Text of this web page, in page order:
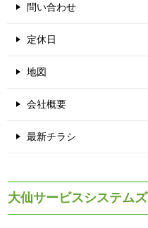
問い合わせ
定休日
地図
会社概要
最新チラシ
大仙サービスシステムズ